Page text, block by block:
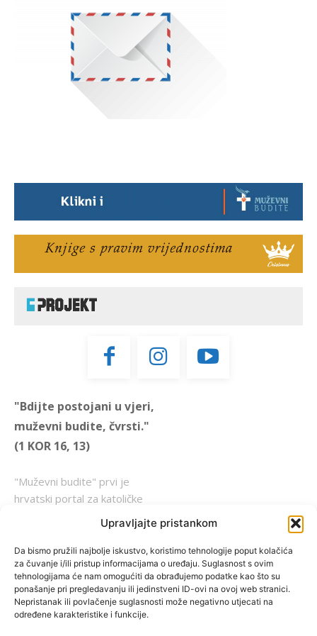
Upravljajte pristankom
Da bismo pružili najbolje iskustvo, koristimo tehnologije poput kolačića
za čuvanje i/ili pristup informacijama o uređaju. Suglasnost s ovim
tehnologijama će nam omogućiti da obrađujemo podatke kao što su
ponašanje pri pregledavanju ili jedinstveni ID-ovi na ovoj web stranici.
Nepristanak ili povlačenje suglasnosti može negativno utjecati na
određene karakteristike i funkcije.
"Bdijte postojani u vjeri,
muževni budite, čvrsti."
(1 KOR 16, 13)
"Muževni budite" prvi je
hrvatski portal za katoličke
reafirmirati u današnje
vrijeme itekako narušen
biblijski koncept muževnosti,
koji pokušavamo osvijetliti iz
više aspekata, prigodnih
rubrika i poticajnih inicijativa.